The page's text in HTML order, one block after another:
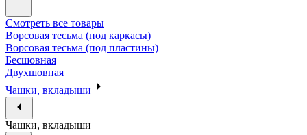
Смотреть все товары
Ворсовая тесьма (под каркасы)
Ворсовая тесьма (под пластины)
Бесшовная
Двухшовная
Чашки, вкладыши
Чашки, вкладыши